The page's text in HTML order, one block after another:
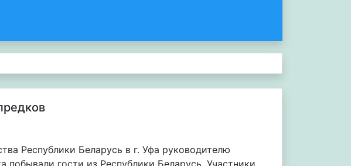
Республики Беларусь в г. Уфа руководителю
гости из Республики Беларусь. Участники